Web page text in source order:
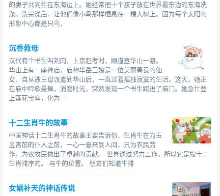
的妻子共同住在东海边上。她经常把十个孩子放在世界最东边的东海洗
澡。洗完澡后，让他们像小鸟那样栖息在一棵大树上。因为每个太阳的
形象中心都是只鸟，
沉香救母
汉代有个书生叫刘向，上京赶考时，顺道登华山一游。
华山上有一座神庙，庙神华岳三娘是一位美丽善良的仙
女，自从被王母派遣到华山后，一直过着孤独寂寞的生活。这天，她正
在庙中吟歌曼舞，消磨时光，突然发现一个书生跨进了庙门。她急忙登
上莲花宝座，化为一
十二生肖牛的故事
中国神话十二生肖牛的故事主要告诉你，生肖牛在为玉
皇宫前的仆人之前，一心一意来到人间，只为农民劳
作，为农牧民做出了卓越的贡献。 世界通过努力工作，所以它是按十二
生肖排序的。 与牛的位置。 朋友们知道牛排
女娲补天的神话传说